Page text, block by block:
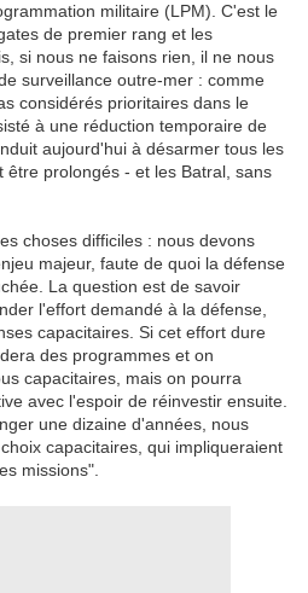
militaire (LPM). C'est le
de premier rang et les
si nous ne faisons rien, il ne nous
surveillance outre-mer : comme
considérés prioritaires dans le
à une réduction temporaire de
aujourd'hui à désarmer tous les
être prolongés - et les Batral, sans
choses difficiles : nous devons
majeur, faute de quoi la défense
La question est de savoir
l'effort demandé à la défense,
capacitaires. Si cet effort dure
des programmes et on
capacitaires, mais on pourra
avec l'espoir de réinvestir ensuite.
une dizaine d'années, nous
capacitaires, qui impliqueraient
missions".